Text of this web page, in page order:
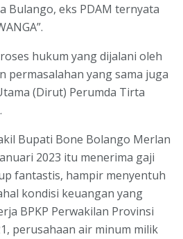
Bulango, eks PDAM ternyata
hukum yang dijalani oleh
permasalahan yang sama juga
(Dirut) Perumda Tirta
Bupati Bone Bolango Merlan
2023 itu menerima gaji
fantastis, hampir menyentuh
kondisi keuangan yang
BPKP Perwakilan Provinsi
perusahaan air minum milik